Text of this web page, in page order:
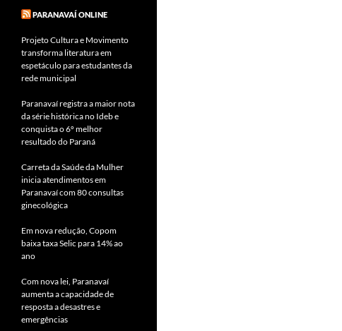
PARANAVAÍ ONLINE
Projeto Cultura e Movimento
transforma literatura em
espetáculo para estudantes da
rede municipal
Paranavaí registra a maior nota
da série histórica no Ideb e
conquista o 6º melhor
resultado do Paraná
Carreta da Saúde da Mulher
inicia atendimentos em
Paranavaí com 80 consultas
ginecológica
Em nova redução, Copom
baixa taxa Selic para 14% ao
ano
Com nova lei, Paranavaí
aumenta a capacidade de
resposta a desastres e
emergências